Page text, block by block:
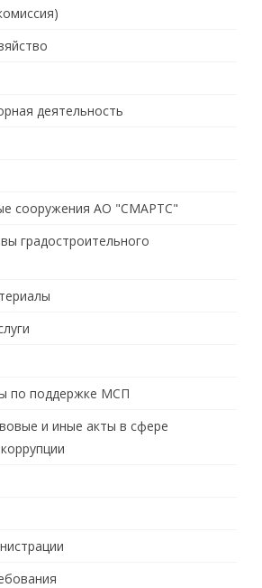
деятельность
сооружения АО "СМАРТС"
градостроительного
по поддержке МСП
и иные акты в сфере